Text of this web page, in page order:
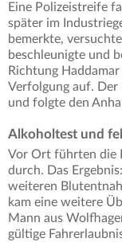
Eine Polizeistreife
später im
bemerkte,
beschleunigte und
Richtung
Verfolgung auf. Der
und folgte den
Alkoholtest und
Vor Ort führten die
durch. Das
weiteren
kam eine weitere
Mann aus
gültige